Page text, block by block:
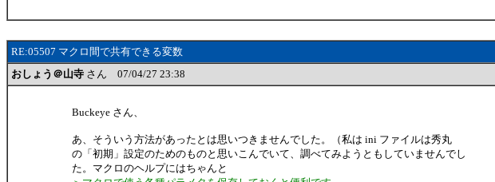
RE:05507 マクロ間で共有できる変数
おしょう＠山寺 さん 07/04/27 23:38
Buckeye さん、
あ、そういう方法があったとは思いつきませんでした。（私は ini ファイルは秀丸
の「初期」設定のためのものと思いこんでいて、調べてみようともしていませんでし
た。マクロのヘルプにはちゃんと